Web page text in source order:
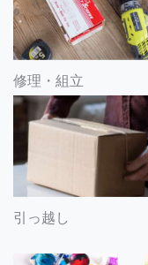
修理・組立
引っ越し